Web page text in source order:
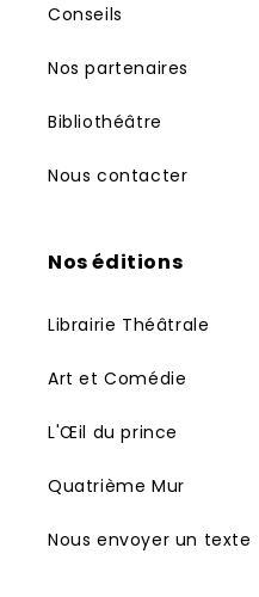
Conseils
Nos partenaires
Bibliothéâtre
Nous contacter
Nos éditions
Librairie Théâtrale
Art et Comédie
L'Œil du prince
Quatrième Mur
Nous envoyer un texte